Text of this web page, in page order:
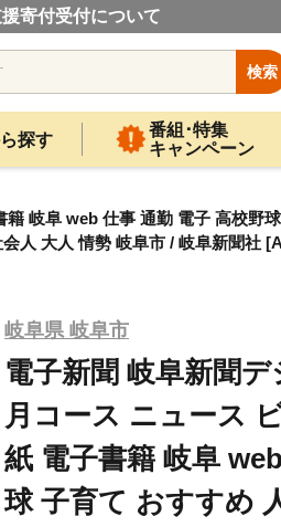
寄付受付について
検索
探す
番組･特集
キャンペーン
岐阜 web 仕事 通勤 電子 高校野
人 大人 情勢 岐阜市 / 岐阜新聞社
岐阜県 岐阜市
電子新聞 岐阜新聞
月コース ニュース
紙 電子書籍 岐阜
球 子育て おすすめ